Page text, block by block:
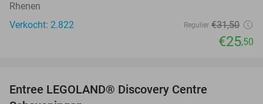
Rhenen
Verkocht: 2.822
Regulier €31,50
€25,50
Entree LEGOLAND® Discovery Centre